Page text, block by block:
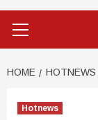
HOME HOTNEWS
Hotnews